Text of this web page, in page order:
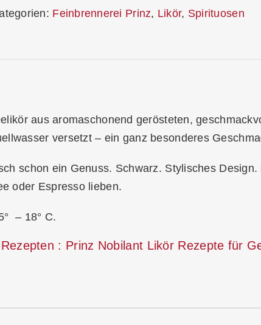
%
Feinbrennerei Prinz, Likör, Spirituosen
aus aromaschonend gerösteten,
versetzt – ein ganz besonderes
schon ein Genuss. Schwarz. Stylisches
oder Espresso lieben.
– 18° C.
: Prinz Nobilant Likör Rezepte für